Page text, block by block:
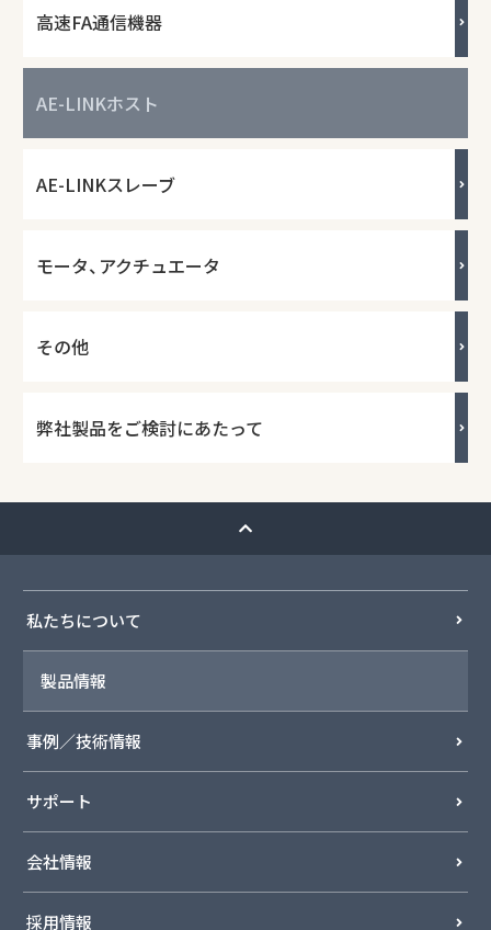
高速FA通信機器
AE-LINKホスト
AE-LINKスレーブ
モータ、アクチュエータ
その他
弊社製品をご検討にあたって
私たちについて
製品情報
事例／技術情報
サポート
会社情報
採用情報